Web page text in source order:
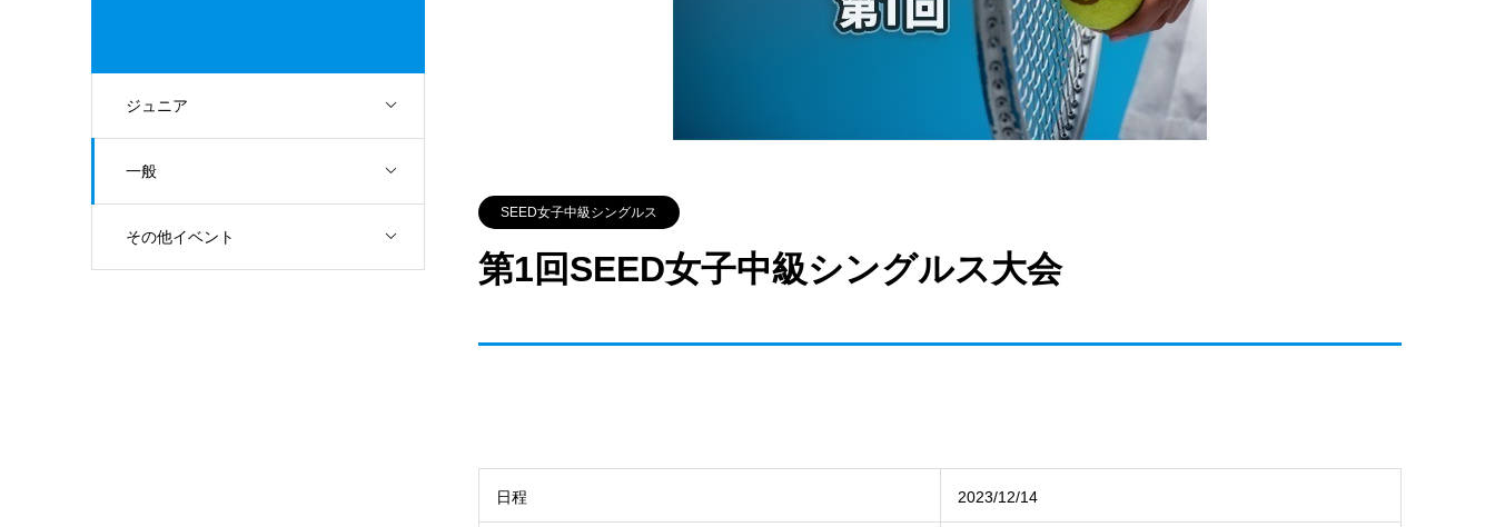
ジュニア
一般
その他イベント
SEED女子中級シングルス
第1回SEED女子中級シングルス大会
日程 2023/12/14